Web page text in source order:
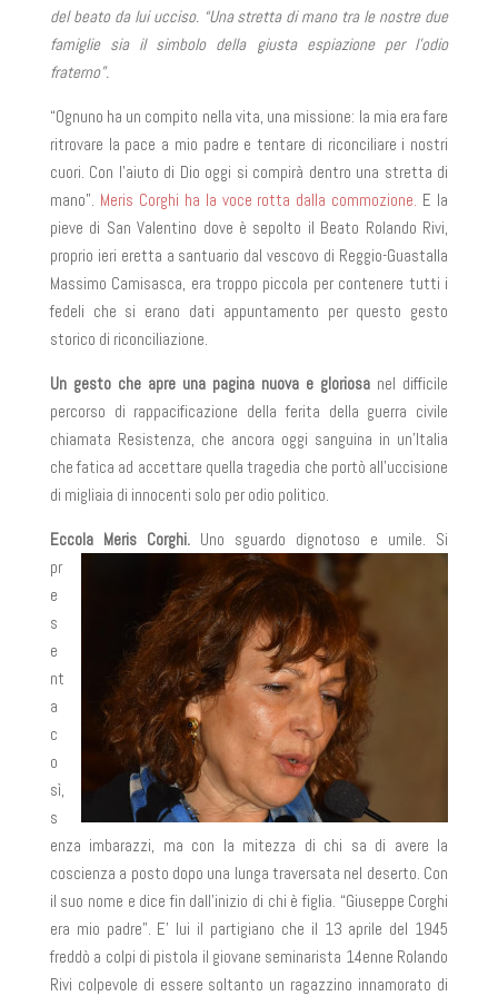
del beato da lui ucciso. “Una stretta di mano tra le nostre due
famiglie sia il simbolo della giusta espiazione per l’odio
fraterno”.
“Ognuno ha un compito nella vita, una missione: la mia era fare
ritrovare la pace a mio padre e tentare di riconciliare i nostri
cuori. Con l’aiuto di Dio oggi si compirà dentro una stretta di
mano”. Meris Corghi ha la voce rotta dalla commozione. E la
pieve di San Valentino dove è sepolto il Beato Rolando Rivi,
proprio ieri eretta a santuario dal vescovo di Reggio-Guastalla
Massimo Camisasca, era troppo piccola per contenere tutti i
fedeli che si erano dati appuntamento per questo gesto
storico di riconciliazione.
Un gesto che apre una pagina nuova e gloriosa nel difficile
percorso di rappacificazione della ferita della guerra civile
chiamata Resistenza, che ancora oggi sanguina in un’Italia
che fatica ad accettare quella tragedia che portò all’uccisione
di migliaia di innocenti solo per odio politico.
Eccola Meris Corghi. Uno sguardo dignotoso e umile. Si
pr
e
s
e
nt
a
c
o
sì,
s
enza imbarazzi, ma con la mitezza di chi sa di avere la
coscienza a posto dopo una lunga traversata nel deserto. Con
il suo nome e dice fin dall’inizio di chi è figlia. “Giuseppe Corghi
era mio padre”. E’ lui il partigiano che il 13 aprile del 1945
freddò a colpi di pistola il giovane seminarista 14enne Rolando
Rivi colpevole di essere soltanto un ragazzino innamorato di